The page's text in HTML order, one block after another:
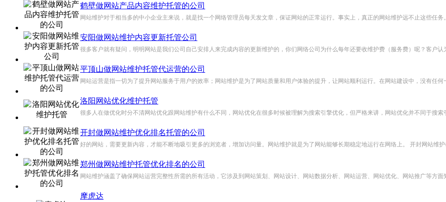
鹤壁做网站产品内容维护托管的公司
网站维护对于相当多的中小企业主来说，就是找一个网络管理员每天发文章，保证网站的正常运行。事实上，真正的网站维护远不止这些任
安阳做网站维护内容更新托管公司
很多客户就有疑问，明明网站是我们公司自己安排人来完成内容的更新维护的，你们网络公司为什么每年还要收维护费（服务费）呢？客户
平顶山做网站维护托管代运营的公司
网站运营是指一切为了提升网站服务于用户的效率；网站维护是为了网站质量和用户体验的提升，让网站顺利运行。在网站建设中，没有任
洛阳网站优化维护托管
很多人在做优化时分不清网站优化跟网站维护有什么不同，网站优化在很多时候被理解为搜索引擎优化，但严格来讲，网站优化并不同于搜
开封做网站维护优化排名托管的公司
好的网站，需要更新内容，才能不断地吸引更多的浏览者，增加访问量。网站维护就是为了网站能够长期稳定地运行在网络上。 开封网站维
郑州做网站维护托管优化排名的公司
网站维护涵盖了确保网站运营完整性所需的所有活动，它涉及到网站策划、网站设计、网站数据分析、网站运营、网站优化、网站推广等方
摩虎达